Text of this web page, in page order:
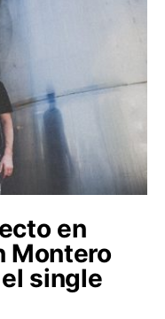
en
Montero
single